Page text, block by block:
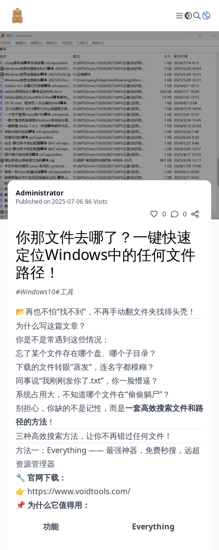
Administrator
Published on 2025-07-06/86 Visits
0 0
你那文件去哪了？一键快速
定位Windows中的任何文件
路径！
#Windows10#工具
📂再也不怕“找不到”，不再手动翻文件夹找得头秃！
为什么写这篇文章？
你是不是常遇到这些情况：
忘了某个文件存在哪个盘、哪个子目录？
下载的文件转眼“蒸发”，连名字都模糊？
同事说“我刚刚发你了.txt”，你一脸懵逼？
系统占用大，不知道哪个文件在“偷偷躺尸”？
别担心，你缺的不是记性，而是一套高效搜索文件和路
径的方法！
三种高效搜索方法，让你不再错过任何文件！
方法一：Everything —— 最强神器，免费秒搜，远超
资源管理器
🔧 官网下载：
👉 https://www.voidtools.com/
📌 为什么它值得用：
功能
Everything